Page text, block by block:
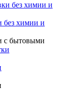
без химии и
с бытовыми